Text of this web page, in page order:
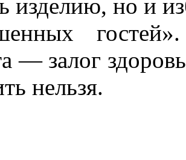
изделию, но и
— залог
нельзя.